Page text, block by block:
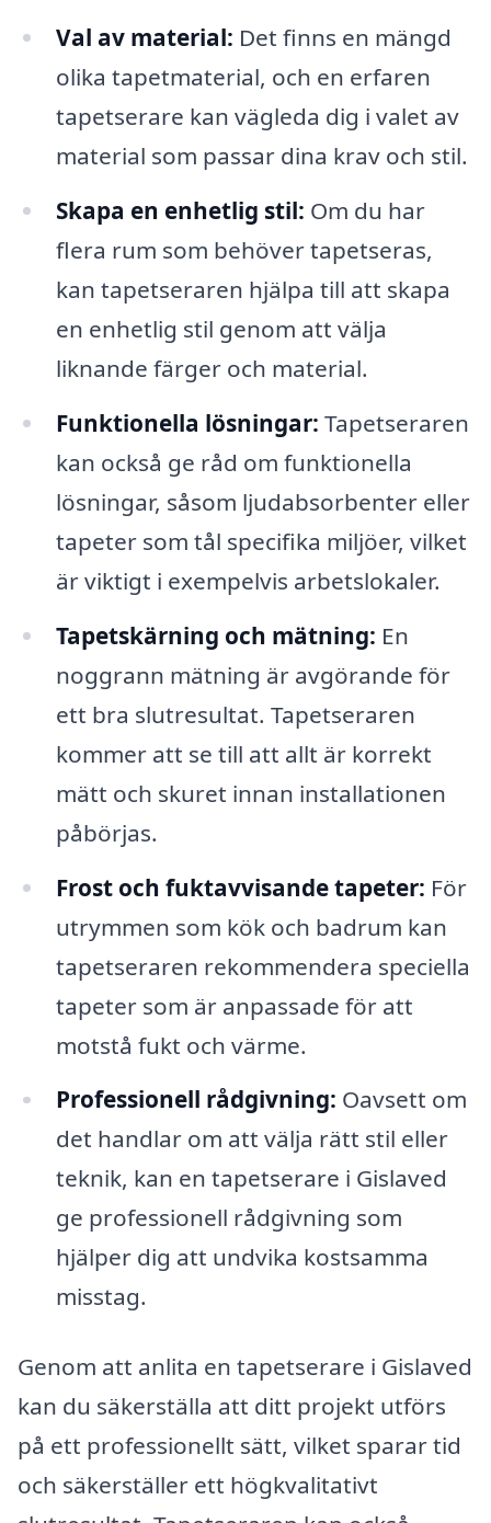
Val av material: Det finns en mängd
olika tapetmaterial, och en erfaren
tapetserare kan vägleda dig i valet av
material som passar dina krav och stil.
Skapa en enhetlig stil: Om du har
flera rum som behöver tapetseras,
kan tapetseraren hjälpa till att skapa
en enhetlig stil genom att välja
liknande färger och material.
Funktionella lösningar: Tapetseraren
kan också ge råd om funktionella
lösningar, såsom ljudabsorbenter eller
tapeter som tål specifika miljöer, vilket
är viktigt i exempelvis arbetslokaler.
Tapetskärning och mätning: En
noggrann mätning är avgörande för
ett bra slutresultat. Tapetseraren
kommer att se till att allt är korrekt
mätt och skuret innan installationen
påbörjas.
Frost och fuktavvisande tapeter: För
utrymmen som kök och badrum kan
tapetseraren rekommendera speciella
tapeter som är anpassade för att
motstå fukt och värme.
Professionell rådgivning: Oavsett om
det handlar om att välja rätt stil eller
teknik, kan en tapetserare i Gislaved
ge professionell rådgivning som
hjälper dig att undvika kostsamma
misstag.
Genom att anlita en tapetserare i Gislaved
kan du säkerställa att ditt projekt utförs
på ett professionellt sätt, vilket sparar tid
och säkerställer ett högkvalitativt